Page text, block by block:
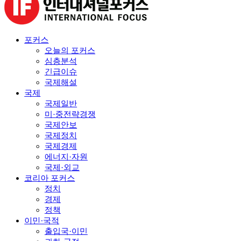
포커스
오늘의 포커스
심층분석
긴급이슈
국제해설
국제
국제일반
미·중전략경쟁
국제안보
국제정치
국제경제
에너지·자원
국제·외교
코리아 포커스
정치
경제
정책
이민·국적
출입국·이민